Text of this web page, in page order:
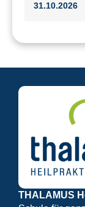
31.10.2026
THALAMUS